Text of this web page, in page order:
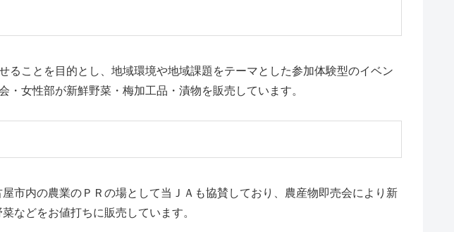
ことを目的とし、地域環境や地域課題をテーマとした参加体験型のイベン
女性部が新鮮野菜・梅加工品・漬物を販売しています。
屋市内の農業のＰＲの場として当ＪＡも協賛しており、農産物即売会により新
などをお値打ちに販売しています。